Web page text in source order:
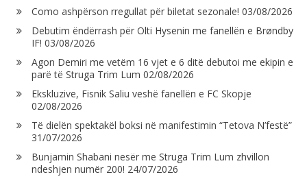
Como ashpërson rregullat për biletat sezonale! 03/08/2026
Debutim ëndërrash për Olti Hysenin me fanellën e Brøndby
IF! 03/08/2026
Agon Demiri me vetëm 16 vjet e 6 ditë debutoi me ekipin e
parë të Struga Trim Lum 02/08/2026
Ekskluzive, Fisnik Saliu veshë fanellën e FC Skopje
02/08/2026
Të dielën spektakël boksi në manifestimin “Tetova N’festë”
31/07/2026
Bunjamin Shabani nesër me Struga Trim Lum zhvillon
ndeshjen numër 200! 24/07/2026